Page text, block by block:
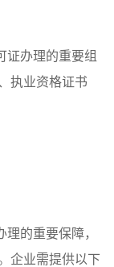
证办理的重要组
执业资格证书
的重要保障，
企业需提供以下